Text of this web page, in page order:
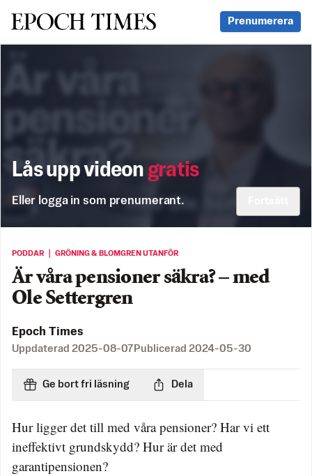
Svenska Epoch Times Prenumerera
Lås upp videon gratis
Eller logga in som prenumerant.
PODDAR ｜ GRÖNING & BLOMGREN UTANFÖR
Är våra pensioner säkra? – med
Ole Settergren
Epoch Times
Uppdaterad 2025-08-07 Publicerad 2024-05-30
Ge bort fri läsning Dela
Hur ligger det till med våra pensioner? Har vi ett
ineffektivt grundskydd? Hur är det med
garantipensionen?